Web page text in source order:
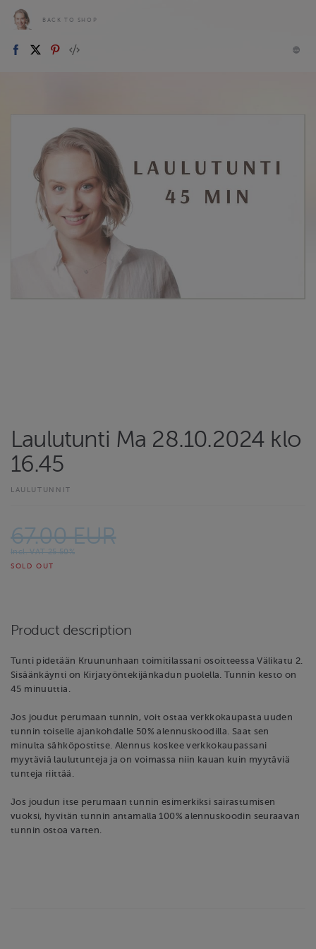
BACK TO SHOP
Laulutunti Ma 28.10.2024 klo
16.45
LAULUTUNNIT
67.00 EUR
Incl. VAT 25.50%
SOLD OUT
Product description
Tunti pidetään Kruununhaan toimitilassani osoitteessa Välikatu 2.
Sisäänkäynti on Kirjatyöntekijänkadun puolella. Tunnin kesto on
45 minuuttia.
Jos joudut perumaan tunnin, voit ostaa verkkokaupasta uuden
tunnin toiselle ajankohdalle 50% alennuskoodilla. Saat sen
minulta sähköpostitse. Alennus koskee verkkokaupassani
myytäviä laulutunteja ja on voimassa niin kauan kuin myytäviä
tunteja riittää.
Jos joudun itse perumaan tunnin esimerkiksi sairastumisen
vuoksi, hyvitän tunnin antamalla 100% alennuskoodin seuraavan
tunnin ostoa varten.